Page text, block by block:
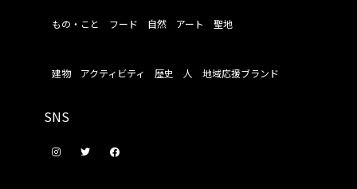
もの・こと フード 自然 アート 聖地
建物 アクティビティ 歴史 人 地域応援ブランド
SNS